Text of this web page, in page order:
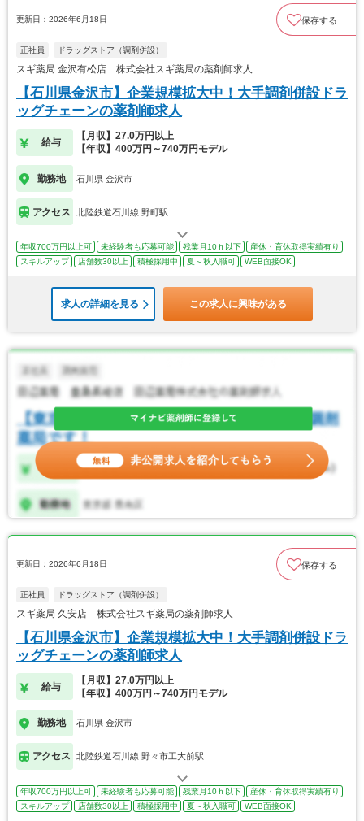
更新日：2026年6月18日 保存する
正社員 ドラッグストア（調剤併設）
スギ薬局 金沢有松店 株式会社スギ薬局の薬剤師求人
【石川県金沢市】企業規模拡大中！大手調剤併設ドラ
ッグチェーンの薬剤師求人
給与
【月収】27.0万円以上
【年収】400万円～740万円モデル
勤務地 石川県 金沢市
アクセス 北陸鉄道石川線 野町駅
年収700万円以上可 未経験者も応募可能 残業月10ｈ以下
産休・育休取得実績有り
スキルアップ
店舗数30以上 積極採用中 夏～秋入職可 WEB面接OK
求人の詳細を見る この求人に興味がある
更新日：2026年6月18日 保存する
正社員 ドラッグストア（調剤併設）
スギ薬局 久安店 株式会社スギ薬局の薬剤師求人
【石川県金沢市】企業規模拡大中！大手調剤併設ドラ
ッグチェーンの薬剤師求人
給与
【月収】27.0万円以上
【年収】400万円～740万円モデル
勤務地 石川県 金沢市
アクセス 北陸鉄道石川線 野々市工大前駅
年収700万円以上可 未経験者も応募可能 残業月10ｈ以下
産休・育休取得実績有り
スキルアップ
店舗数30以上 積極採用中 夏～秋入職可 WEB面接OK